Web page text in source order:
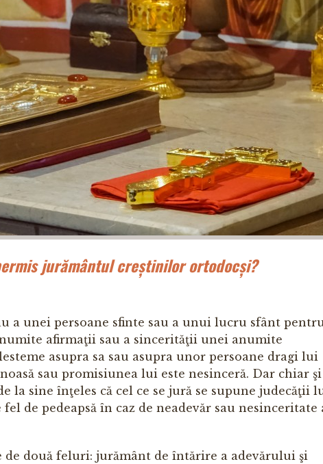
jurământul creștinilor ortodocși?
a unei persoane sfinte sau a unui lucru sfânt
afirmaţii sau a sincerităţii unei anumite
asupra sa sau asupra unor persoane dragi lui
sau promisiunea lui este nesinceră. Dar chiar şi
la sine înţeles că cel ce se jură se supune judecăţii
de pedeapsă în caz de neadevăr sau nesinceritate
două feluri: jurământ de întărire a adevărului şi